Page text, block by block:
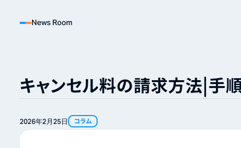
News Room
キャンセル料の請求方法｜手
2026年2月25日 コラム